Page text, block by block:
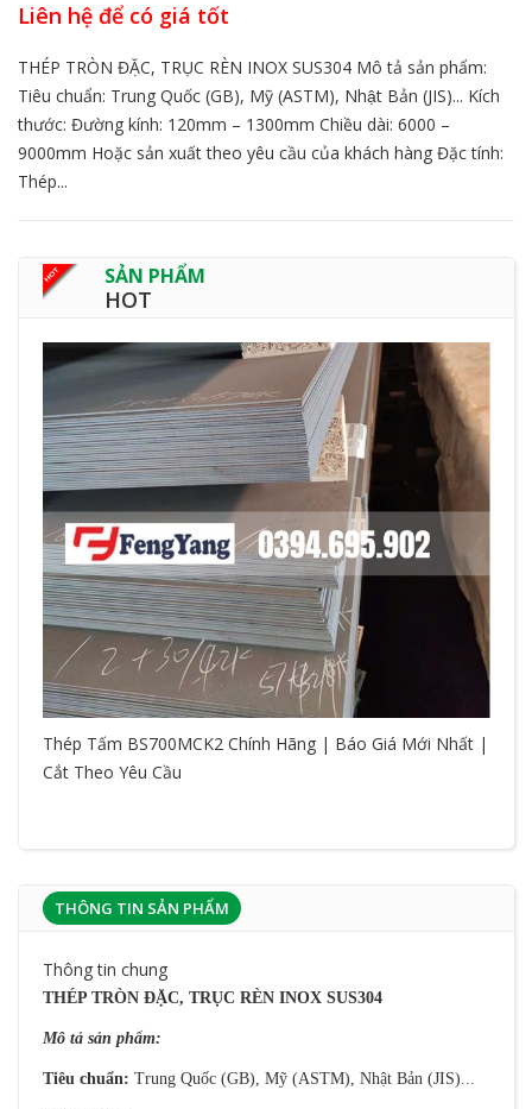
Liên hệ để có giá tốt
THÉP TRÒN ĐẶC, TRỤC RÈN INOX SUS304 Mô tả sản phẩm:
Tiêu chuẩn: Trung Quốc (GB), Mỹ (ASTM), Nhật Bản (JIS)... Kích
thước: Đường kính: 120mm – 1300mm Chiều dài: 6000 –
9000mm Hoặc sản xuất theo yêu cầu của khách hàng Đặc tính:
Thép...
SẢN PHẨM
HOT
Thép Tấm BS700MCK2 Chính Hãng | Báo Giá Mới Nhất |
Cắt Theo Yêu Cầu
THÔNG TIN SẢN PHẨM
Thông tin chung
THÉP TRÒN ĐẶC, TRỤC RÈN INOX SUS304
Mô tả sản phẩm:
Tiêu chuẩn: Trung Quốc (GB), Mỹ (ASTM), Nhật Bản (JIS)...